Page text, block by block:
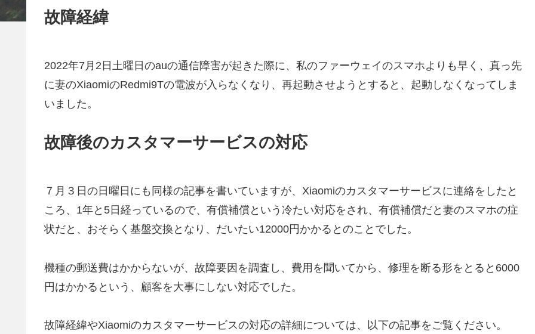
故障経緯
2022年7月2日土曜日のauの通信障害が起きた際に、私のファーウェイのスマホよりも早く、真っ先
に妻のXiaomiのRedmi9Tの電波が入らなくなり、再起動させようとすると、起動しなくなってしま
いました。
故障後のカスタマーサービスの対応
７月３日の日曜日にも同様の記事を書いていますが、Xiaomiのカスタマーサービスに連絡をしたと
ころ、1年と5日経っているので、有償補償という冷たい対応をされ、有償補償だと妻のスマホの症
状だと、おそらく基盤交換となり、だいたい12000円かかるとのことでした。
機種の郵送費はかからないが、故障要因を調査し、費用を聞いてから、修理を断る形をとると6000
円はかかるという、顧客を大事にしない対応でした。
故障経緯やXiaomiのカスタマーサービスの対応の詳細については、以下の記事をご覧ください。